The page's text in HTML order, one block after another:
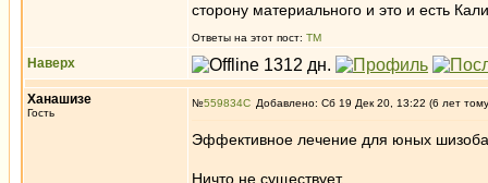
сторону материального и это и есть
Ответы на этот пост: ТМ
Наверх
Ханашизе
Гость
№559834 Добавлено: Сб 19 Дек 20, 13:22 (6 лет
Эффективное лечение для юных
Ничто не существует.